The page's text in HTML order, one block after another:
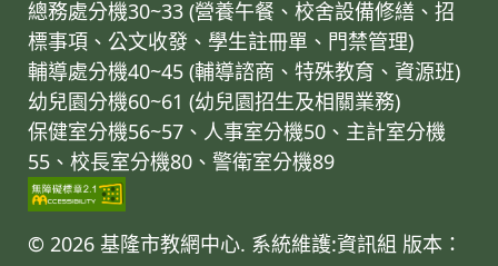
總務處分機30~33 (營養午餐、校舍設備修繕、招
標事項、公文收發、學生註冊單、門禁管理)
輔導處分機40~45 (輔導諮商、特殊教育、資源班)
幼兒園分機60~61 (幼兒園招生及相關業務)
保健室分機56~57、人事室分機50、主計室分機
55、校長室分機80、警衛室分機89
© 2026 基隆市教網中心. 系統維護:資訊組 版本：